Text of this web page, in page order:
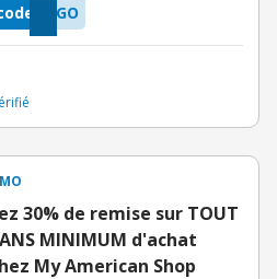
OGO
30% de remise sur TOUT
MINIMUM d'achat
My American Shop